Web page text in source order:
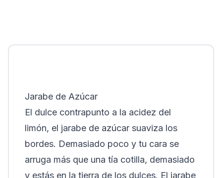
Jarabe de Azúcar
El dulce contrapunto a la acidez del
limón, el jarabe de azúcar suaviza los
bordes. Demasiado poco y tu cara se
arruga más que una tía cotilla, demasiado
y estás en la tierra de los dulces. El jarabe